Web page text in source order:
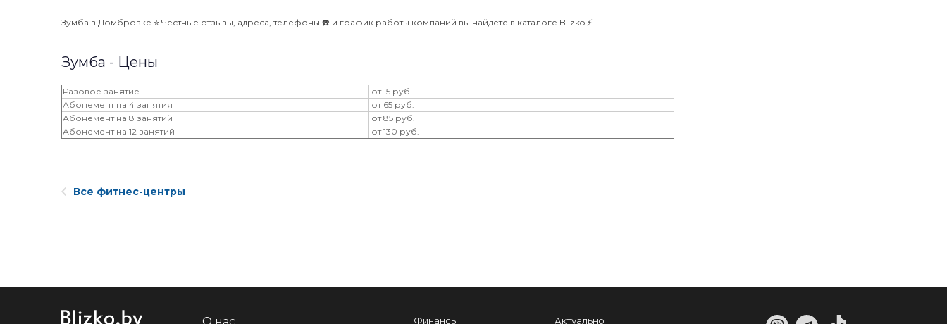
Зумба в Домбровке ⭐️ Честные отзывы, адреса, телефоны ☎️ и график работы компаний вы найдёте в каталоге Blizko ⚡️
Зумба - Цены
Разовое занятие
от 15 руб.
Абонемент на 4 занятия
от 65 руб.
Абонемент на 8 занятий
от 85 руб.
Абонемент на 12 занятий
от 130 руб.
Все фитнес-центры
Финансы Актуально